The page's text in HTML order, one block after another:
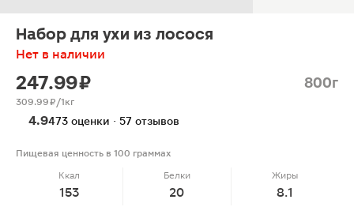
Набор для ухи из лосося
Нет в наличии
247.99 ₽ 800г
309.99 ₽/1кг
4.9473 оценки · 57 отзывов
Пищевая ценность в 100 граммах
Ккал
153
Белки
20
Жиры
8.1